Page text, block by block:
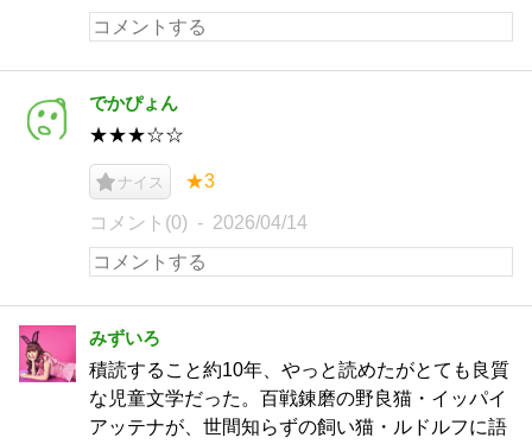
でかぴょん
★★★☆☆
ナイス ★3
コメント(0) 2026/04/14
みずいろ
積読すること約10年、やっと読めたがとても良質
な児童文学だった。百戦錬磨の野良猫・イッパイ
アッテナが、世間知らずの飼い猫・ルドルフに語